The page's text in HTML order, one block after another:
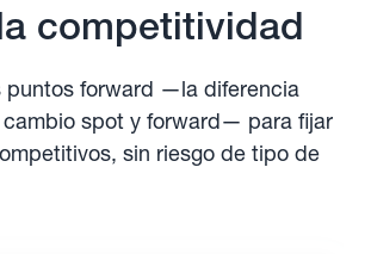
competitividad
puntos forward —la diferencia
spot y forward— para fijar
sin riesgo de tipo de